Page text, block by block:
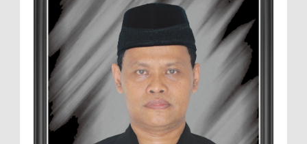
Setelah Pelatihan Diwilayah Ambulu Foto Bersama
MEMOPOS.co.id, Jember - Trend pertanian urban saat ini
menjadi pilihan generasi muda untuk ...
Sambut penilaian Akreditasi
RSD.dr.Soebandi Bagikan Sembako Kepada
Warga Sekitar
Suasana ceriah terlihat di raut keluarga